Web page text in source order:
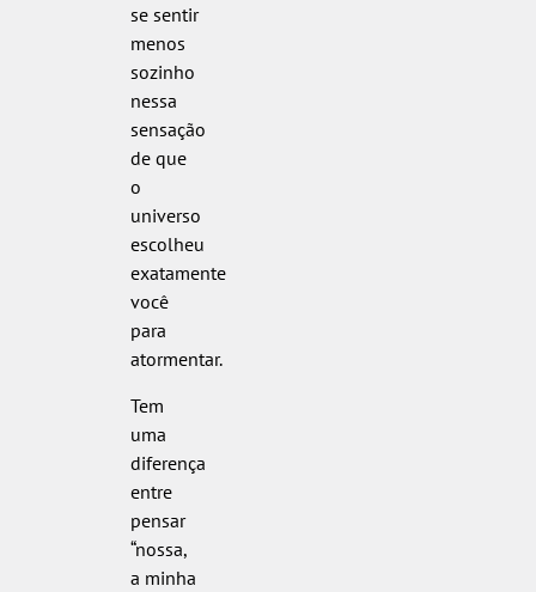
se sentir
menos
sozinho
nessa
sensação
de que
o
universo
escolheu
exatamente
você
para
atormentar.
Tem
uma
diferença
entre
pensar
“nossa,
a minha